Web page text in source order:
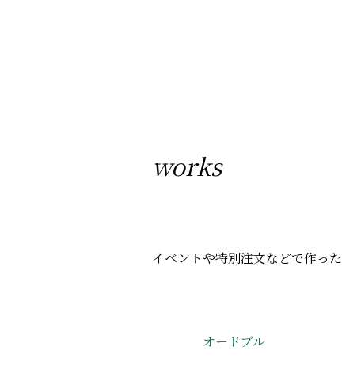
works
イベントや特別注文などで作った
オードブル